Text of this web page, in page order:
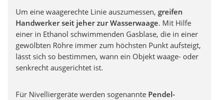
Um eine waagerechte Linie auszumessen, greifen
Handwerker seit jeher zur Wasserwaage. Mit Hilfe
einer in Ethanol schwimmenden Gasblase, die in einer
gewölbten Röhre immer zum höchsten Punkt aufsteigt,
lässt sich so bestimmen, wann ein Objekt waage- oder
senkrecht ausgerichtet ist.
Für Nivelliergeräte werden sogenannte Pendel-